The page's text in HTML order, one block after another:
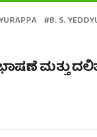
B. S.
ಮತ್ತು